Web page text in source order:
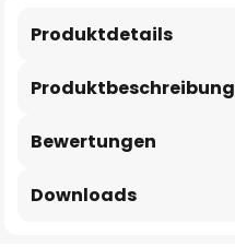
Produktbeschreibung
Produktdetails
Bewertungen
Downloads